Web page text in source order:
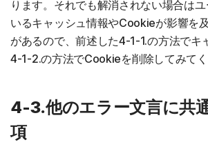
ります。それでも解消されない場合は
いるキャッシュ情報やCookieが影響を
があるので、前述した4-1-1.の方法でキ
4-1-2.の方法でCookieを削除してみてく
4-3.他のエラー文言に共
項